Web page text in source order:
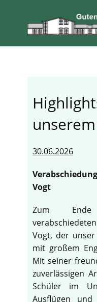
30.06.2026
Vogt
Zum
Vogt, der
mit großem
Mit seiner
zuverlässigen
Schüler im
Ausflügen und